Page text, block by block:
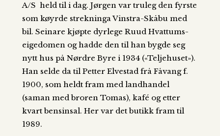
A/S held til i dag. Jørgen var truleg den fyrste
som køyrde strekninga Vinstra-Skåbu med
bil. Seinare kjøpte dyrlege Ruud Hvattums-
eigedomen og hadde den til han bygde seg
nytt hus på Nørdre Byre i 1934 («Teljehuset»).
Han selde da til Petter Elvestad frå Fåvang f.
1900, som heldt fram med landhandel
(saman med broren Tomas), kafé og etter
kvart bensinsal. Her var det butikk fram til
1989.